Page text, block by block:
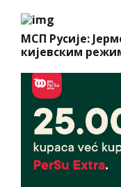
МСП Русије:
кијевским